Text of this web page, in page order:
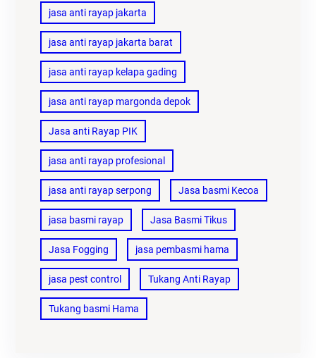
jasa anti rayap jakarta
jasa anti rayap jakarta barat
jasa anti rayap kelapa gading
jasa anti rayap margonda depok
Jasa anti Rayap PIK
jasa anti rayap profesional
jasa anti rayap serpong Jasa basmi Kecoa
jasa basmi rayap Jasa Basmi Tikus
Jasa Fogging jasa pembasmi hama
jasa pest control Tukang Anti Rayap
Tukang basmi Hama